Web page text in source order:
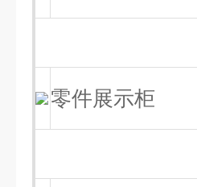
零件展示柜